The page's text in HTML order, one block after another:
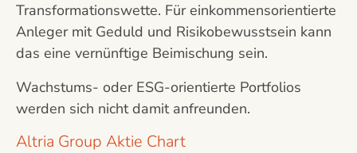
Transformationswette. Für einkommensorientierte
Anleger mit Geduld und Risikobewusstsein kann
das eine vernünftige Beimischung sein.
Wachstums- oder ESG-orientierte Portfolios
werden sich nicht damit anfreunden.
Altria Group Aktie Chart